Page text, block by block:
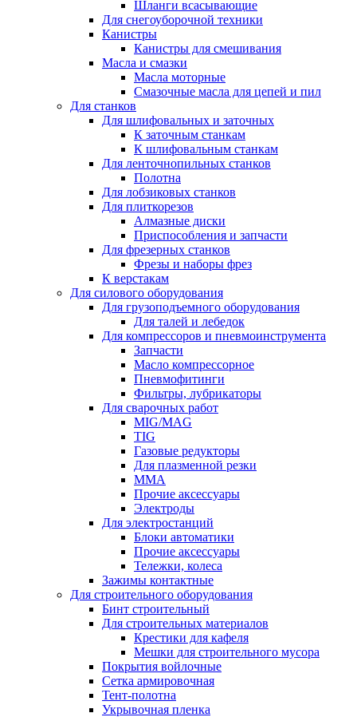
Шланги всасывающие
Для снегоуборочной техники
Канистры
Канистры для смешивания
Масла и смазки
Масла моторные
Смазочные масла для цепей и пил
Для станков
Для шлифовальных и заточных
К заточным станкам
К шлифовальным станкам
Для ленточнопильных станков
Полотна
Для лобзиковых станков
Для плиткорезов
Алмазные диски
Приспособления и запчасти
Для фрезерных станков
Фрезы и наборы фрез
К верстакам
Для силового оборудования
Для грузоподъемного оборудования
Для талей и лебедок
Для компрессоров и пневмоинструмента
Запчасти
Масло компрессорное
Пневмофитинги
Фильтры, лубрикаторы
Для сварочных работ
MIG/MAG
TIG
Газовые редукторы
Для плазменной резки
ММА
Прочие аксессуары
Электроды
Для электростанций
Блоки автоматики
Прочие аксессуары
Тележки, колеса
Зажимы контактные
Для строительного оборудования
Бинт строительный
Для строительных материалов
Крестики для кафеля
Мешки для строительного мусора
Покрытия войлочные
Сетка армировочная
Тент-полотна
Укрывочная пленка